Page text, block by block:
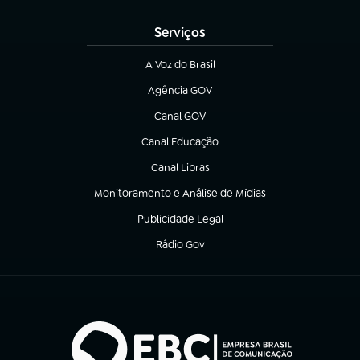
Serviços
A Voz do Brasil
(abre em nova aba)
Agência GOV
(abre em nova aba)
Canal GOV
(abre em nova aba)
Canal Educação
(abre em nova aba)
Canal Libras
(abre em nova aba)
Monitoramento e Análise de Mídias
(abre em nova aba)
Publicidade Legal
(abre em nova aba)
Rádio Gov
(abre em nova aba)